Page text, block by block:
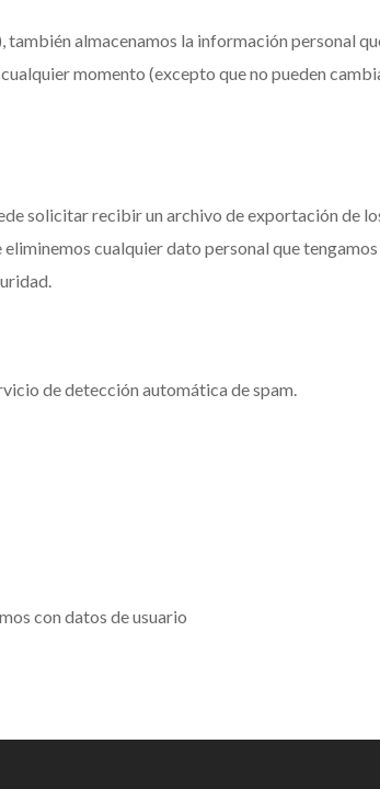
almacenamos la información personal
momento (excepto que no pueden
solicitar recibir un archivo de exportación de
cualquier dato personal que
de detección automática de spam.
con datos de usuario